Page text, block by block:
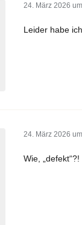
24. März 2026
Leider habe
24. März 2026
Wie,